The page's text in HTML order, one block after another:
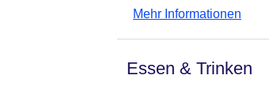
Hotelsafe
Minimarkt
Zimmerservice
Mehr Informationen
Essen & Trinken